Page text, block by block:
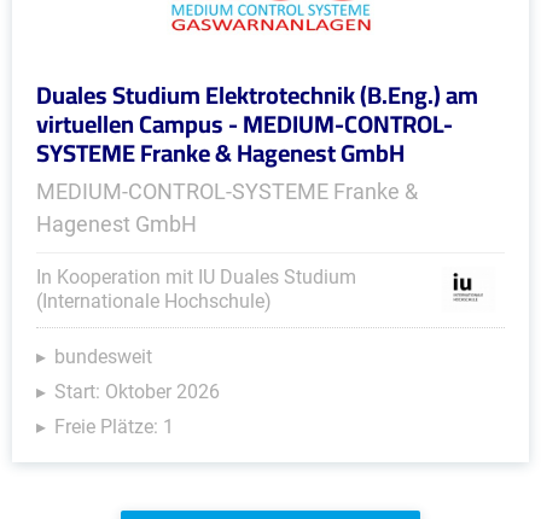
Duales Studium Elektrotechnik (B.Eng.) am
virtuellen Campus - MEDIUM-CONTROL-
SYSTEME Franke & Hagenest GmbH
MEDIUM-CONTROL-SYSTEME Franke &
Hagenest GmbH
In Kooperation mit IU Duales Studium
(Internationale Hochschule)
bundesweit
Start: Oktober 2026
Freie Plätze: 1